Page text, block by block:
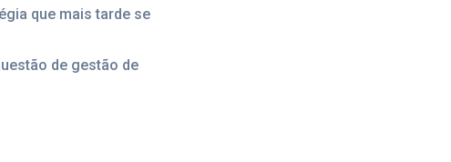
que mais tarde se
de gestão de